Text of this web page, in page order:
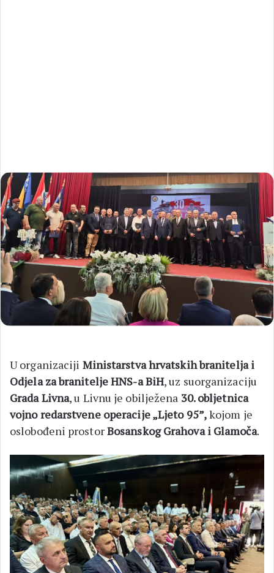
U organizaciji Ministarstva hrvatskih branitelja i
Odjela za branitelje HNS-a BiH, uz suorganizaciju
Grada Livna, u Livnu je obilježena 30. obljetnica
vojno redarstvene operacije „Ljeto 95”,kojom je
oslobođeni prostorBosanskog Grahova i Glamoča.